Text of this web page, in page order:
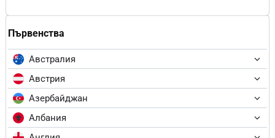
Първенства
Австралия
Австрия
Азербайджан
Албания